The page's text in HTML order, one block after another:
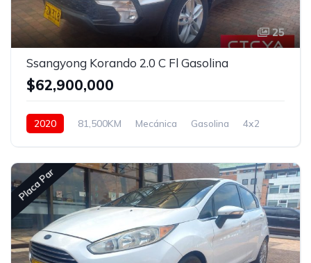
25
Ssangyong Korando 2.0 C Fl Gasolina
$62,900,000
2020 81,500KM Mecánica Gasolina 4x2
Placa Par